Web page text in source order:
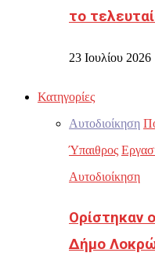
το
23 Ιουλίου 2026
Κατηγορίες
Αυτοδιοίκηση
Ύπαιθρος
Αυτοδιοίκηση
Ορίστηκαν
Δήμο